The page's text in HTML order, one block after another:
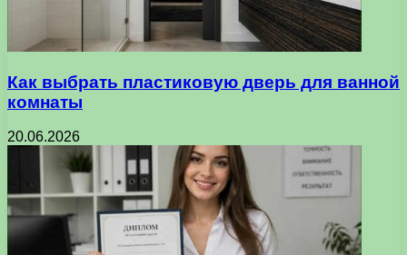
Как выбрать пластиковую дверь для ванной
комнаты
20.06.2026